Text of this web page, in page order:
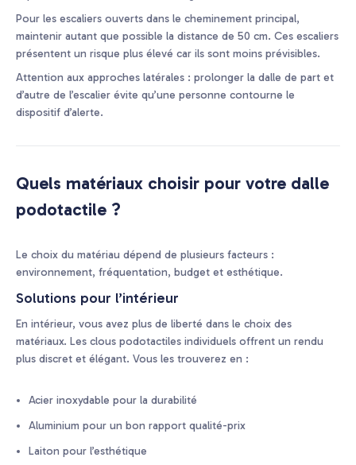
Pour les escaliers ouverts dans le cheminement principal,
maintenir autant que possible la distance de 50 cm. Ces escaliers
présentent un risque plus élevé car ils sont moins prévisibles.
Attention aux approches latérales : prolonger la dalle de part et
d’autre de l’escalier évite qu’une personne contourne le
dispositif d’alerte.
Quels matériaux choisir pour votre dalle
podotactile ?
Le choix du matériau dépend de plusieurs facteurs :
environnement, fréquentation, budget et esthétique.
Solutions pour l’intérieur
En intérieur, vous avez plus de liberté dans le choix des
matériaux. Les clous podotactiles individuels offrent un rendu
plus discret et élégant. Vous les trouverez en :
Acier inoxydable pour la durabilité
Aluminium pour un bon rapport qualité-prix
Laiton pour l’esthétique